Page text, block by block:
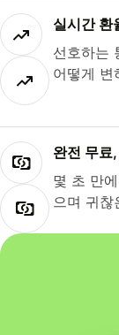
실시간 환
선호하는
어떻게 변
완전 무료
몇 초 만
으며 귀찮